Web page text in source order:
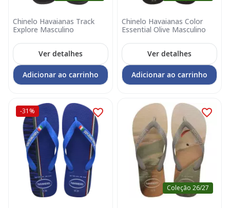
Chinelo Havaianas Track
Explore Masculino
Ver detalhes
Adicionar ao carrinho
Chinelo Havaianas Color
Essential Olive Masculino
Ver detalhes
Adicionar ao carrinho
-31%
Coleção 26/27